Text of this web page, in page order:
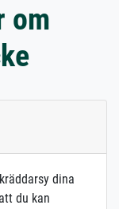
om
dina
du kan